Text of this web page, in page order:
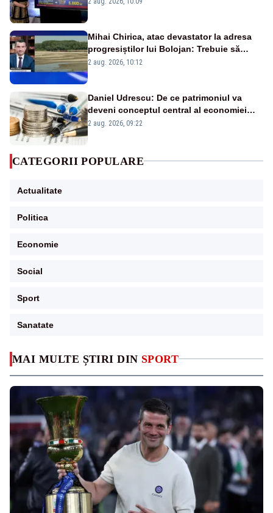
MAI MULTE ȘTIRI DIN SPORT
Mihai Chirica, atac devastator la adresa
progresiștilor lui Bolojan: Trebuie să
protejăm și natura, dar nu șținem omaneii
2 aug. 2026, 10:12
Daniel Udrescu: De ce patrimoniul va
deveni conceptul central al economiei
viitoare?
2 aug. 2026, 09:22
CATEGORII POPULARE
Actualitate
Politica
Economie
Social
Sport
Sanatate